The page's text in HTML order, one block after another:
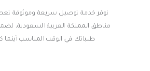
نوفر خدمة توصيل سريعة وموثوقة تغطي جميع
مناطق المملكة العربية السعودية، لضمان وصول
طلباتك في الوقت المناسب أينما كنت.